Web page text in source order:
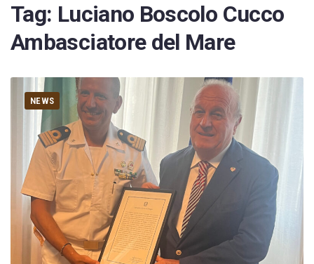
Tag: Luciano Boscolo Cucco
Ambasciatore del Mare
NEWS